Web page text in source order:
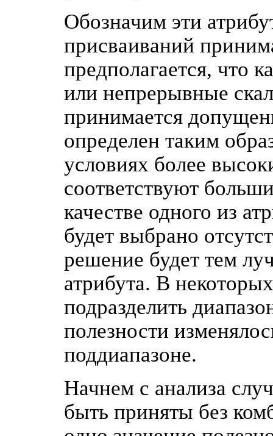
Обозначим эти
присваиваний
предполагается, что
или непрерывные
принимается
определен таким
условиях более
соответствуют
качестве одного из
будет выбрано
решение будет тем
атрибута. В
подразделить
полезности
поддиапазоне.
Начнем с анализа
быть приняты без